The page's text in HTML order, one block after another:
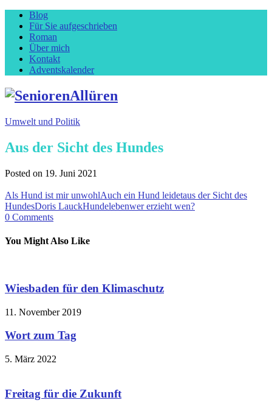
Blog
Für Sie aufgeschrieben
Roman
Über mich
Kontakt
Adventskalender
Umwelt und Politik
Aus der Sicht des Hundes
Posted on 19. Juni 2021
Als Hund ist mir unwohlAuch ein Hund leidetaus der Sicht des
HundesDoris LauckHundelebenwer erzieht wen?
0 Comments
You Might Also Like
Wiesbaden für den Klimaschutz
11. November 2019
Wort zum Tag
5. März 2022
Freitag für die Zukunft